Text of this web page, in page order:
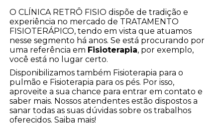
O CLÍNICA RETRÔ FISIO dispõe de tradição e
experiência no mercado de TRATAMENTO
FISIOTERÁPICO, tendo em vista que atuamos
nesse segmento há anos. Se está procurando por
uma referência em Fisioterapia, por exemplo,
você está no lugar certo.
Disponibilizamos também Fisioterapia para o
pulmão e Fisioterapia para os pés. Por isso,
aproveite a sua chance para entrar em contato e
saber mais. Nossos atendentes estão dispostos a
sanar todas as suas dúvidas sobre os trabalhos
oferecidos. Saiba mais!